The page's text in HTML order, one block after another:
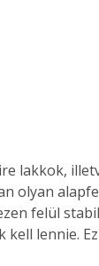
lakkok,
olyan
felül
lennie.